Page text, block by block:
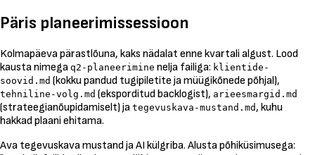
Päris planeerimissessioon
Kolmapäeva pärastlõuna, kaks nädalat enne kvartali algust. Lood
kausta nimega q2-planeerimine nelja failiga: klientide-
soovid.md (kokku pandud tugipiletite ja müügikõnede põhjal),
tehniline-volg.md (eksporditud backlogist), arieesmargid.md
(strateegianõupidamiselt) ja tegevuskava-mustand.md , kuhu
hakkad plaani ehitama.
Ava tegevuskava mustand ja AI külgriba. Alusta põhiküsimusega: